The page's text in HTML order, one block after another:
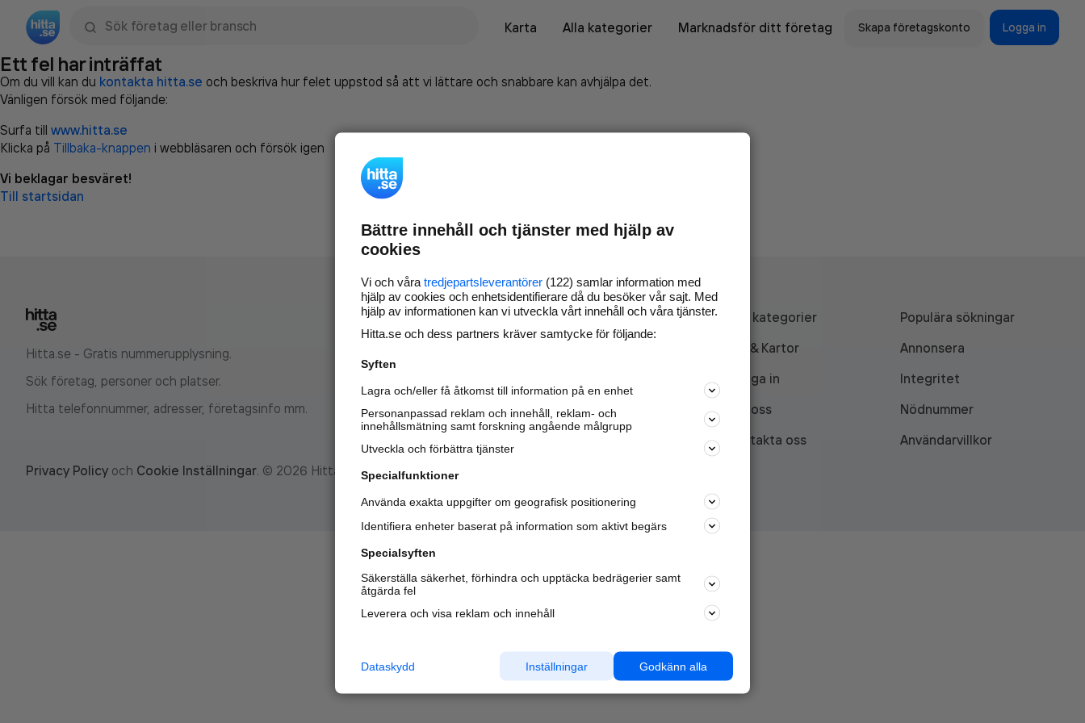
Karta
Alla kategorier Marknadsför ditt företag Skapa företagskonto Logga in
Ett fel har inträffat
Om du vill kan du kontakta hitta.se och beskriva hur felet uppstod så att vi lättare och snabbare kan avhjälpa det.
Vänligen försök med följande:
Surfa till www.hitta.se
Klicka på Tillbaka-knappen i webbläsaren och försök igen
Vi beklagar besväret!
Till startsidan
Hitta.se - Gratis nummerupplysning.
Sök företag, personer och platser.
Hitta telefonnummer, adresser, företagsinfo mm.
Marknadsför företaget på
nya kunder och
samarbetspartners nära dig.
Läs mer här
Alla kategorier
Populära sökningar
API & Kartor
Annonsera
Logga in
Integritet
Om oss
Nödnummer
Kontakta oss
Användarvillkor
Privacy Policy och Cookie Inställningar. © 2026 Hitta.se
Bättre innehåll och tjänster med hjälp av
cookies
Vi och våra tredjepartsleverantörer (122) samlar information med
hjälp av cookies och enhetsidentifierare då du besöker vår sajt. Med
hjälp av informationen kan vi utveckla vårt innehåll och våra tjänster.
Hitta.se och dess partners kräver samtycke för följande:
Syften
Lagra och/eller få åtkomst till information på en enhet
Personanpassad reklam och innehåll, reklam- och
innehållsmätning samt forskning angående målgrupp
Utveckla och förbättra tjänster
Specialfunktioner
Använda exakta uppgifter om geografisk positionering
Identifiera enheter baserat på information som aktivt begärs
Specialsyften
Säkerställa säkerhet, förhindra och upptäcka bedrägerier samt
åtgärda fel
Leverera och visa reklam och innehåll
Godkänn alla
Inställningar
Dataskydd